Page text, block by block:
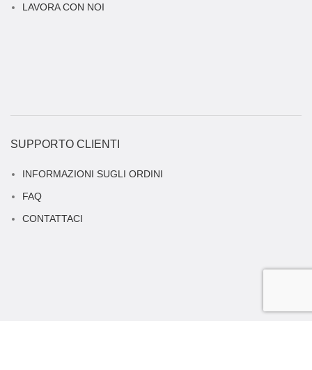
LAVORA CON NOI
SUPPORTO CLIENTI
INFORMAZIONI SUGLI ORDINI
FAQ
CONTATTACI